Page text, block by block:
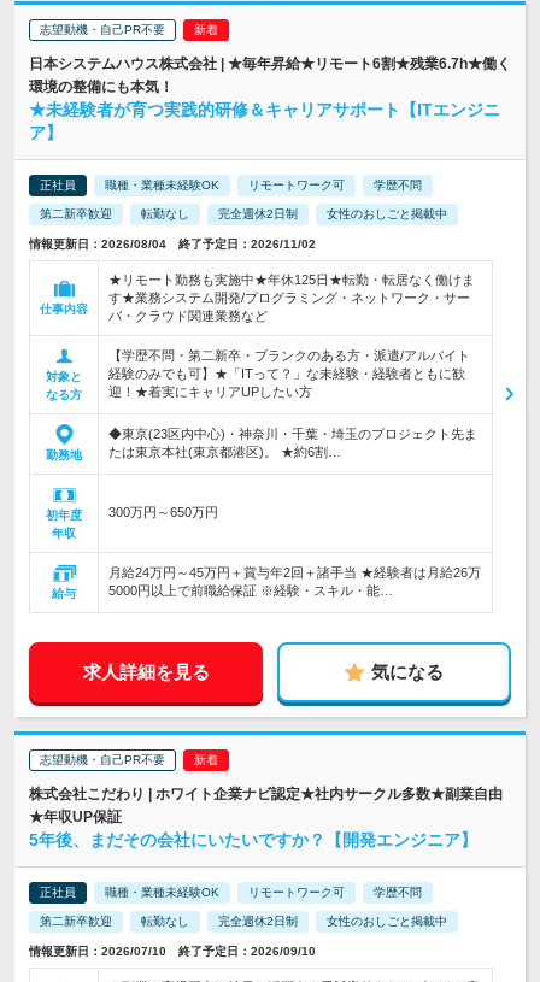
志望動機・自己PR不要
日本システムハウス株式会社 | ★毎年昇給★リモート6割★残業6.7h★働く
環境の整備にも本気！
★未経験者が育つ実践的研修＆キャリアサポート【ITエンジニ
ア】
正社員 職種・業種未経験OK リモートワーク可 学歴不問
第二新卒歓迎 転勤なし 完全週休2日制 女性のおしごと掲載中
情報更新日：2026/08/04 終了予定日：2026/11/02
仕事内容
★リモート勤務も実施中★年休125日★転勤・転居なく働けま
す★業務システム開発/プログラミング・ネットワーク・サー
バ・クラウド関連業務など
対象と
なる方
【学歴不問・第二新卒・ブランクのある方・派遣/アルバイト
経験のみでも可】★「ITって？」な未経験・経験者ともに歓
迎！★着実にキャリアUPしたい方
勤務地
◆東京(23区内中心)・神奈川・千葉・埼玉のプロジェクト先ま
たは東京本社(東京都港区)。 ★約6割…
初年度
年収
300万円～650万円
給与
月給24万円～45万円＋賞与年2回＋諸手当 ★経験者は月給26万
5000円以上で前職給保証 ※経験・スキル・能…
求人詳細を見る 気になる
志望動機・自己PR不要
株式会社こだわり | ホワイト企業ナビ認定★社内サークル多数★副業自由
★年収UP保証
5年後、まだその会社にいたいですか？【開発エンジニア】
正社員 職種・業種未経験OK リモートワーク可 学歴不問
第二新卒歓迎 転勤なし 完全週休2日制 女性のおしごと掲載中
情報更新日：2026/07/10 終了予定日：2026/09/10